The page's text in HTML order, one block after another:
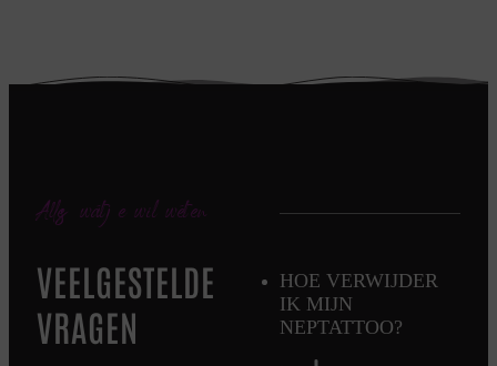
Alles wat je wil weten
VEELGESTELDE
VRAGEN
HOE VERWIJDER
IK MIJN
NEPTATTOO?